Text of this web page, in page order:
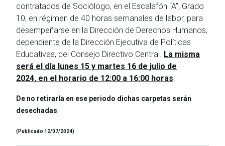
contratados de Sociólogo, en el Escalafón “A”, Grado
10, en régimen de 40 horas semanales de labor, para
desempeñarse en la Dirección de Derechos Humanos,
dependiente de la Dirección Ejecutiva de Políticas
Educativas, del Consejo Directivo Central. La misma
será el día lunes 15 y martes 16 de julio de
2024, en el horario de 12:00 a 16:00 horas.
De no retirarla en ese periodo dichas carpetas serán
desechadas.
(Publicado 12/07/2024)